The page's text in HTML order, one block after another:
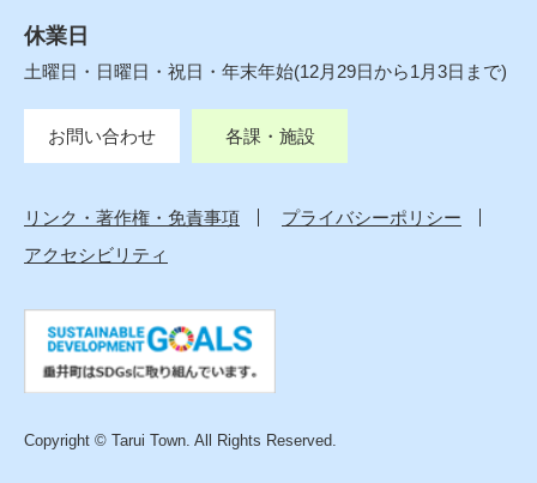
休業日
土曜日・日曜日・祝日・年末年始(12月29日から1月3日まで)
お問い合わせ 各課・施設
リンク・著作権・免責事項
プライバシーポリシー
アクセシビリティ
Copyright © Tarui Town. All Rights Reserved.